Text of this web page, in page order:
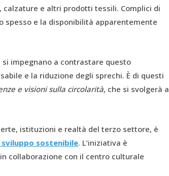
calzature e altri prodotti tessili. Complici di
spesso e la disponibilità apparentemente
impegnano a contrastare questo
e la riduzione degli sprechi. È di questi
e visioni sulla circolarità, che si svolgerà a
istituzioni e realtà del terzo settore, è
sostenibile. L’iniziativa è
collaborazione con il centro culturale